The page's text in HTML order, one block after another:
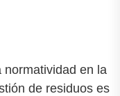
normatividad en la
de residuos es